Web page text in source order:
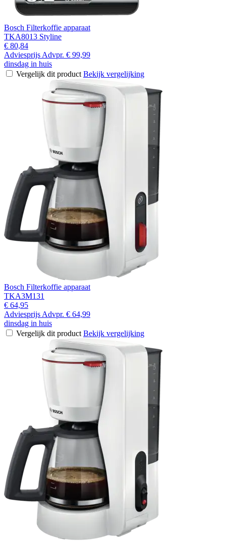
Bosch Filterkoffie apparaat
TKA8013 Styline
€ 80,84
Adviesprijs Advpr. € 99,99
dinsdag in huis
Vergelijk dit product Bekijk vergelijking
Bosch Filterkoffie apparaat
TKA3M131
€ 64,95
Adviesprijs Advpr. € 64,99
dinsdag in huis
Vergelijk dit product Bekijk vergelijking